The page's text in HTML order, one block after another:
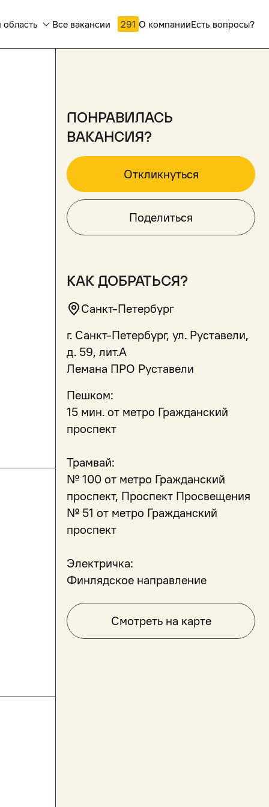
Все вакансии 291 О компанииЕсть вопросы?
понравилась
вакансия?
Откликнуться
Поделиться
как добраться?
Санкт-Петербург
г. Санкт-Петербург, ул. Руставели,
д. 59, лит.А
Лемана ПРО Руставели
Пешком:
15 мин. от метро Гражданский
проспект
Трамвай:
№ 100 от метро Гражданский
проспект, Проспект Просвещения
№ 51 от метро Гражданский
проспект
Электричка:
Финлядское направление
Смотреть на карте